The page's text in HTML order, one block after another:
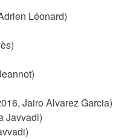
Léonard)
Jairo Alvarez Garcia)
Javvadi)